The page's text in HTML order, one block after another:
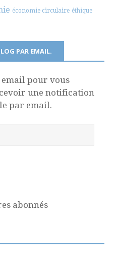
économie circulaire éthique
PAR EMAIL.
email pour vous
une notification
par email.
abonnés